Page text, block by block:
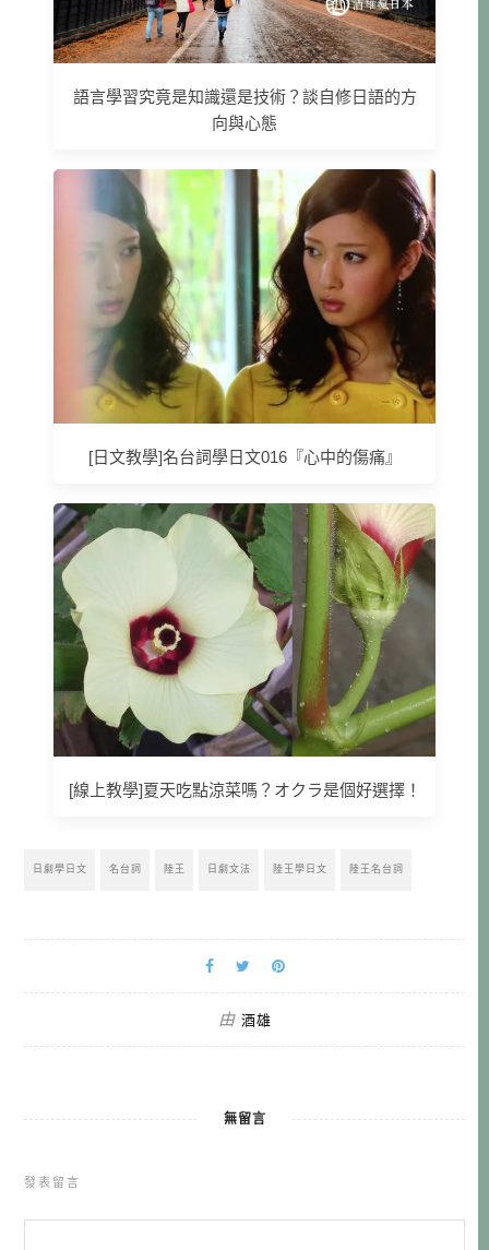
語言學習究竟是知識還是技術？談自修日語的方
向與心態
[日文教學]名台詞學日文016『心中的傷痛』
[線上教學]夏天吃點涼菜嗎？オクラ是個好選擇！
日劇學日文 名台詞 陸王 日劇文法 陸王學日文 陸王名台詞
由 酒雄
無留言
發表留言